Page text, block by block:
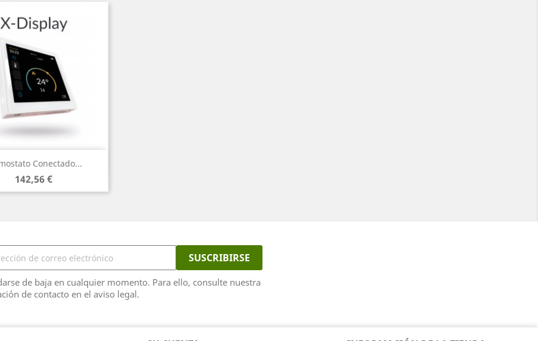
Conectado...
Precio
142,56 €
Vista rápida
de baja en cualquier momento. Para ello, consulte nuestra
de contacto en el aviso legal.